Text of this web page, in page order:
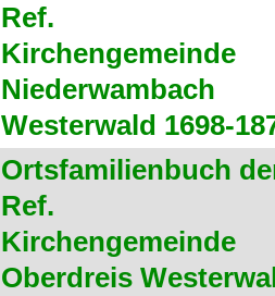
Ref.
Kirchengemeinde
Niederwambach
Westerwald 1698-
Ortsfamilienbuch
Ref.
Kirchengemeinde
Oberdreis